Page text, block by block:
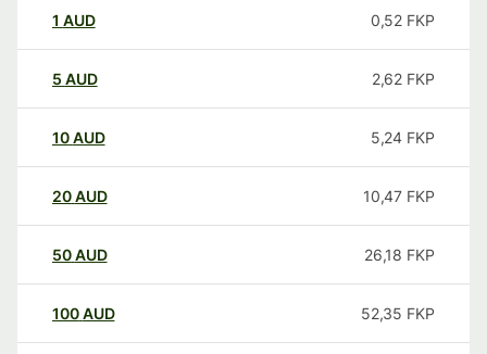
1 AUD 0,52 FKP
5 AUD 2,62 FKP
10AUD 5,24 FKP
20AUD 10,47 FKP
50AUD 26,18 FKP
100AUD 52,35 FKP